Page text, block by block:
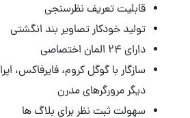
قابلیت تعریف نظرسنجی
تولید خودکار تصاویر بند انگشتی
دارای ۲۴ المان اختصاصی
سازگار با گوگل کروم، فایرفاکس،
دیگر مرورگرهای مدرن
سهولت ثبت نظر برای بلاگ ها